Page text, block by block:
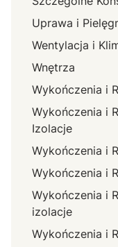
Uprawa i
Wentylacja i
Wnętrza
Wykończenia i
Wykończenia i
Izolacje
Wykończenia i
Wykończenia i
Wykończenia i
izolacje
Wykończenia i